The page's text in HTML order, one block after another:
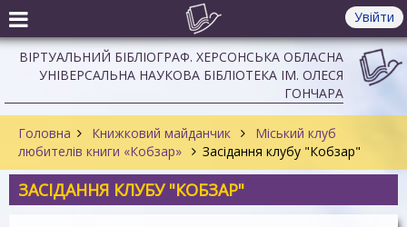
Увійти
ВІРТУАЛЬНИЙ БІБЛІОГРАФ. ХЕРСОНСЬКА ОБЛАСНА
УНІВЕРСАЛЬНА НАУКОВА БІБЛІОТЕКА ІМ. ОЛЕСЯ
ГОНЧАРА
Головна Книжковий майданчик
Міський клуб
любителів книги «Кобзар»
Засідання клубу "Кобзар"
ЗАСІДАННЯ КЛУБУ "КОБЗАР"